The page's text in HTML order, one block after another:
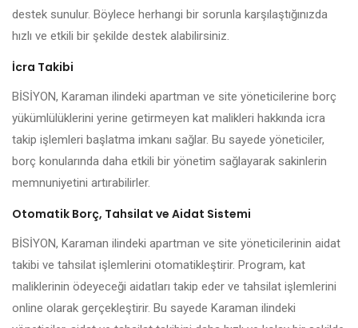
destek sunulur. Böylece herhangi bir sorunla karşılaştığınızda
hızlı ve etkili bir şekilde destek alabilirsiniz.
İcra Takibi
BİSİYON, Karaman ilindeki apartman ve site yöneticilerine borç
yükümlülüklerini yerine getirmeyen kat malikleri hakkında icra
takip işlemleri başlatma imkanı sağlar. Bu sayede yöneticiler,
borç konularında daha etkili bir yönetim sağlayarak sakinlerin
memnuniyetini artırabilirler.
Otomatik Borç, Tahsilat ve Aidat Sistemi
BİSİYON, Karaman ilindeki apartman ve site yöneticilerinin aidat
takibi ve tahsilat işlemlerini otomatikleştirir. Program, kat
maliklerinin ödeyeceği aidatları takip eder ve tahsilat işlemlerini
online olarak gerçekleştirir. Bu sayede Karaman ilindeki